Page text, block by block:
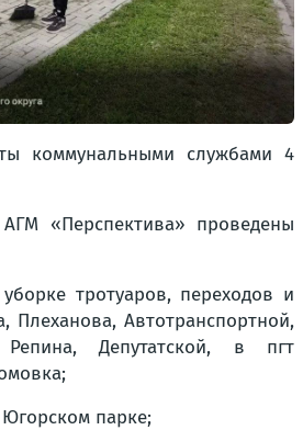
коммунальными службами 4
«Перспектива» проведены
тротуаров, переходов и
Плеханова, Автотранспортной,
Репина, Депутатской, в пгт
парке;